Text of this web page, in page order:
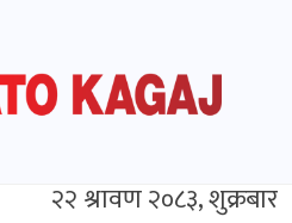
२२ श्रावण २०८३, शुक्रबार